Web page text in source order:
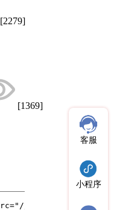
[2279]
[1369]
客服
小程序